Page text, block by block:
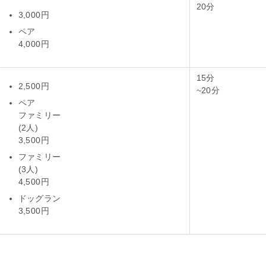
3,000円
ペア
4,000円
20分
2,500円
ペア
ファミリー
(2人)
3,500円
ファミリー
(3人)
4,500円
ドッグラン
3,500円
15分
~20分